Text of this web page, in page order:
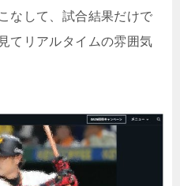
なして、試合結果だけで
てリアルタイムの雰囲気